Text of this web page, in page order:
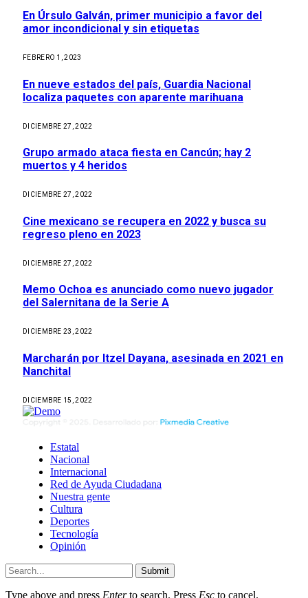
En Úrsulo Galván, primer municipio a favor del
amor incondicional y sin etiquetas
FEBRERO 1, 2023
En nueve estados del país, Guardia Nacional
localiza paquetes con aparente marihuana
DICIEMBRE 27, 2022
Grupo armado ataca fiesta en Cancún; hay 2
muertos y 4 heridos
DICIEMBRE 27, 2022
Cine mexicano se recupera en 2022 y busca su
regreso pleno en 2023
DICIEMBRE 27, 2022
Memo Ochoa es anunciado como nuevo jugador
del Salernitana de la Serie A
DICIEMBRE 23, 2022
Marcharán por Itzel Dayana, asesinada en 2021 en
Nanchital
DICIEMBRE 15, 2022
Estatal
Nacional
Internacional
Red de Ayuda Ciudadana
Nuestra gente
Cultura
Deportes
Tecnología
Opinión
Submit
Type above and press Enterto search. Press Esc to cancel.